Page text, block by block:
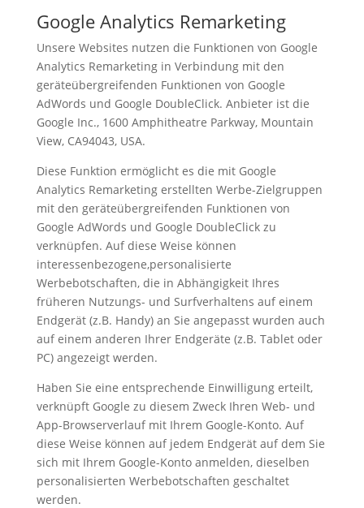
Google Analytics Remarketing
Unsere Websites nutzen die Funktionen von Google
Analytics Remarketing in Verbindung mit den
geräteübergreifenden Funktionen von Google
AdWords und Google DoubleClick. Anbieter ist die
Google Inc., 1600 Amphitheatre Parkway, Mountain
View, CA94043, USA.
Diese Funktion ermöglicht es die mit Google
Analytics Remarketing erstellten Werbe-Zielgruppen
mit den geräteübergreifenden Funktionen von
Google AdWords und Google DoubleClick zu
verknüpfen. Auf diese Weise können
interessenbezogene,personalisierte
Werbebotschaften, die in Abhängigkeit Ihres
früheren Nutzungs- und Surfverhaltens auf einem
Endgerät (z.B. Handy) an Sie angepasst wurden auch
auf einem anderen Ihrer Endgeräte (z.B. Tablet oder
PC) angezeigt werden.
Haben Sie eine entsprechende Einwilligung erteilt,
verknüpft Google zu diesem Zweck Ihren Web- und
App-Browserverlauf mit Ihrem Google-Konto. Auf
diese Weise können auf jedem Endgerät auf dem Sie
sich mit Ihrem Google-Konto anmelden, dieselben
personalisierten Werbebotschaften geschaltet
werden.